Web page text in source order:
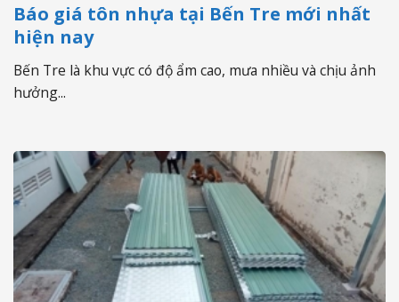
Báo giá tôn nhựa tại Bến Tre mới nhất
hiện nay
Bến Tre là khu vực có độ ẩm cao, mưa nhiều và chịu ảnh
hưởng...